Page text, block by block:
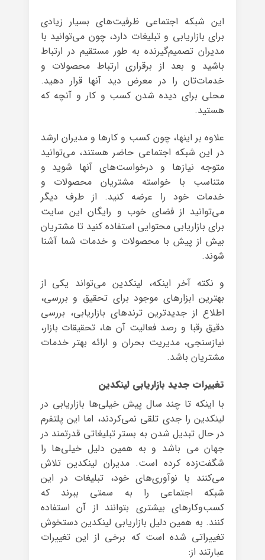
این شبکه اجتماعی ظرفیت‌های بسیار زیادی
برای بازاریابی و تبلیغات دارد، چون می‌توانید با
مدیران تصمیم‌گیرنده به طور مستقیم در ارتباط
باشید و بعد از برقراری ارتباط محصولات و
خدمات‌تان را در معرض دید آنها قرار دهید.
محلی برای دیده شدن کسب و کار و آنچه که
هستید.
علاوه بر اینها، چون کسب و کارها و مدیران ارشد
در این شبکه اجتماعی حاضر هستند، می‌توانید
متوجه نیازها و درخواست‌های آنها شوید و
متناسب با خواسته مشتریان محصولات و
خدمات خود را عرضه کنید. از طرف دیگر
می‌توانید از فضای خوب و رایگان این سایت
برای بازاریابی محتوایی استفاده کنید تا مشتریان
بیش از پیش با محصولات و خدمات شما آشنا
شوند.
و نکته آخر اینکه، لینکدین می‌تواند یکی از
بهترین ابزارهای موجود برای تحقیق و بررسی،
اطلاع از جدیدترین ترندهای بازاریابی، بررسی
دقیق رقبا و رصد فعالیت آن ها، تحقیقات بازار،
نیازسنجی، مدیریت بحران و ارائه بهتر خدمات
مشتریان باشد.
تغییرات جدید بازاریابی لینکدین
با اینکه تا چند سال پیش خیلی‌ها بازاریابی در
لینکدین را جدی تلقی نمی‌کردند، اما این پلتفرم
در حال تبدیل شدن به بستر تبلیغاتی قدرتمند در
جهان می باشد و به همین دلیل خیلی‌ها را
شگفت‌زده کرده است. مدیران لینکدین تلاش
می‌کنند با نوآوری‌های خود، تبلیغات در این
شبکه اجتماعی را به سمتی ببرند که
کسب‌وکارهای بیشتری بتوانند از آن استفاده
کنند. به همین دلیل بازاریابی لینکدین دستخوش
تغییراتی شده است که برخی از این تغییرات
عبارتند از: